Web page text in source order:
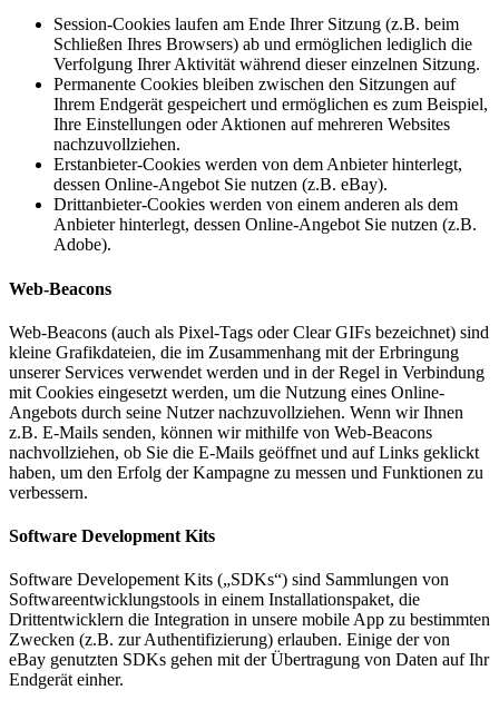
Session-Cookies laufen am Ende Ihrer Sitzung (z.B. beim
Schließen Ihres Browsers) ab und ermöglichen lediglich die
Verfolgung Ihrer Aktivität während dieser einzelnen Sitzung.
Permanente Cookies bleiben zwischen den Sitzungen auf
Ihrem Endgerät gespeichert und ermöglichen es zum Beispiel,
Ihre Einstellungen oder Aktionen auf mehreren Websites
nachzuvollziehen.
Erstanbieter-Cookies werden von dem Anbieter hinterlegt,
dessen Online-Angebot Sie nutzen (z.B. eBay).
Drittanbieter-Cookies werden von einem anderen als dem
Anbieter hinterlegt, dessen Online-Angebot Sie nutzen (z.B.
Adobe).
Web-Beacons
Web-Beacons (auch als Pixel-Tags oder Clear GIFs bezeichnet) sind
kleine Grafikdateien, die im Zusammenhang mit der Erbringung
unserer Services verwendet werden und in der Regel in Verbindung
mit Cookies eingesetzt werden, um die Nutzung eines Online-
Angebots durch seine Nutzer nachzuvollziehen. Wenn wir Ihnen
z.B. E-Mails senden, können wir mithilfe von Web-Beacons
nachvollziehen, ob Sie die E-Mails geöffnet und auf Links geklickt
haben, um den Erfolg der Kampagne zu messen und Funktionen zu
verbessern.
Software Development Kits
Software Developement Kits („SDKs“) sind Sammlungen von
Softwareentwicklungstools in einem Installationspaket, die
Drittentwicklern die Integration in unsere mobile App zu bestimmten
Zwecken (z.B. zur Authentifizierung) erlauben. Einige der von
eBay genutzten SDKs gehen mit der Übertragung von Daten auf Ihr
Endgerät einher.